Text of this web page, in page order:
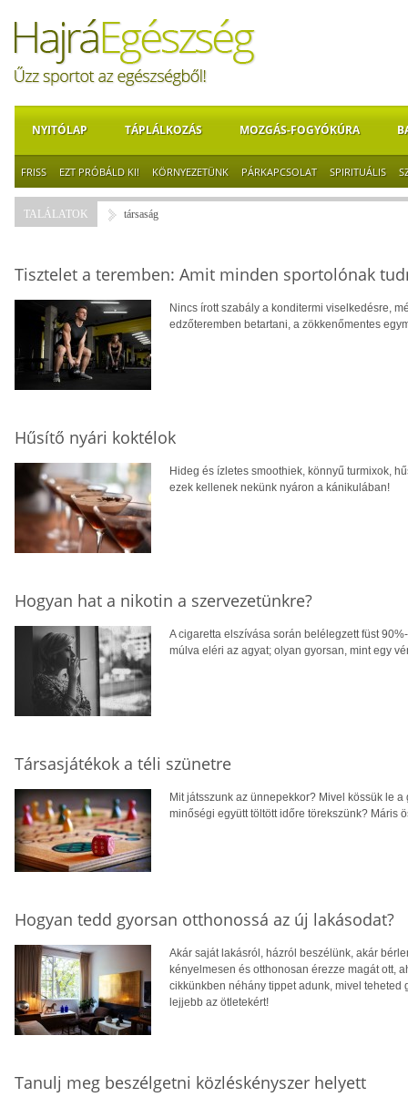
NYITÓLAP TÁPLÁLKOZÁS MOZGÁS-FOGYÓKÚRA
FRISS EZT PRÓBÁLD KI! KÖRNYEZETÜNK PÁRKAPCSOLAT SPIRITUÁLIS
TALÁLATOK társaság
Tisztelet a teremben: Amit minden sportolónak
Nincs írott szabály a konditermi viselkedésre,
edzőteremben betartani, a zökkenőmentes
Hűsítő nyári koktélok
Hideg és ízletes smoothiek, könnyű turmixok,
ezek kellenek nekünk nyáron a kánikulában!
Hogyan hat a nikotin a szervezetünkre?
A cigaretta elszívása során belélegzett füst
múlva eléri az agyat; olyan gyorsan, mint egy
Társasjátékok a téli szünetre
Mit játsszunk az ünnepekkor? Mivel kössük le
minőségi együtt töltött időre törekszünk? Máris
Hogyan tedd gyorsan otthonossá az új lakásodat?
Akár saját lakásról, házról beszélünk, akár
kényelmesen és otthonosan érezze magát ott,
cikkünkben néhány tippet adunk, mivel
lejjebb az ötletekért!
Tanulj meg beszélgetni közléskényszer helyett